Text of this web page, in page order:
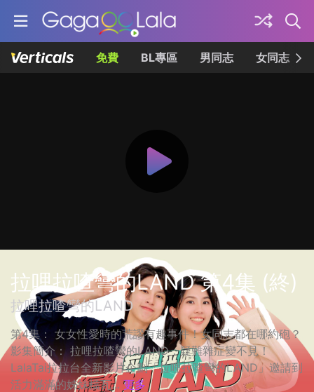
免費 BL專區 男同志 女同志
拉哩拉喳彎的LAND 第4集 (終)
拉哩拉喳彎的LAND
第4集： 女女性愛時的荒謬有趣事件！女同志都在哪約砲？
影集簡介： 拉哩拉喳彎的LAND，疑難雜症變不見！
LalaTai拉拉台全新影片企劃「拉哩拉喳彎的LAND」邀請到
活力滿滿的姊妹檔瓦... 更多